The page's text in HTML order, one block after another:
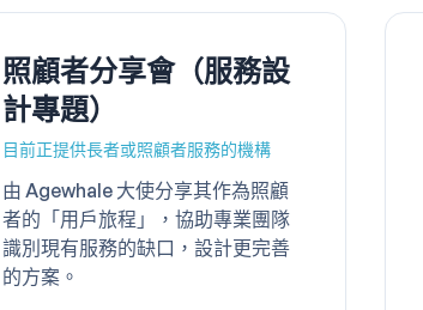
照顧者分享會（服務設
計專題）
目前正提供長者或照顧者服務的機構
由 Agewhale 大使分享其作為照顧
者的「用戶旅程」，協助專業團隊
識別現有服務的缺口，設計更完善
的方案。